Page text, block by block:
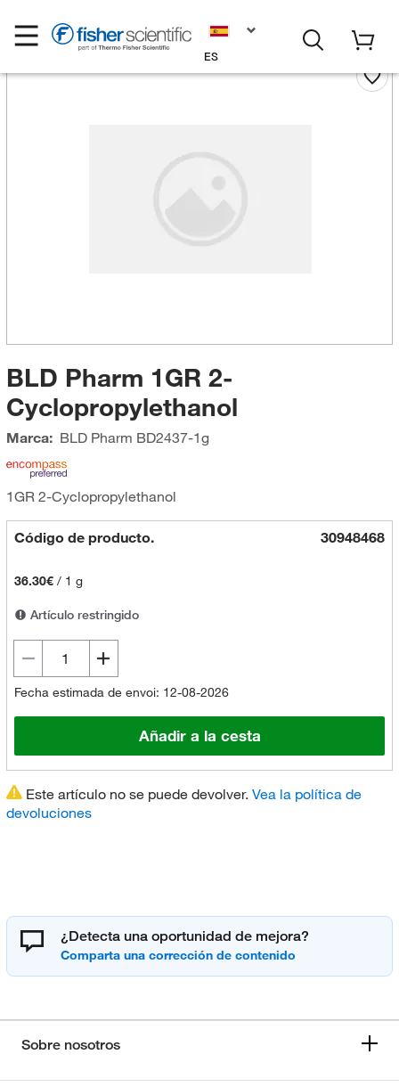
ES
BLD Pharm 1GR 2-
Cyclopropylethanol
Marca: BLD Pharm BD2437-1g
1GR 2-Cyclopropylethanol
Código de producto. 30948468
36.30€/ 1 g
Artículo restringido
Fecha estimada de envoi: 12-08-2026
Añadir a la cesta
Este artículo no se puede devolver. Vea la política de
devoluciones
¿Detecta una oportunidad de mejora?
Sobre nosotros